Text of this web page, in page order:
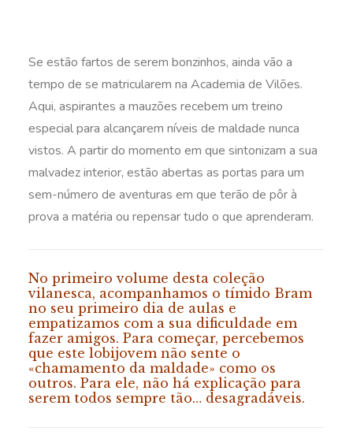
Se estão fartos de serem bonzinhos, ainda vão a
tempo de se matricularem na Academia de Vilões.
Aqui, aspirantes a mauzões recebem um treino
especial para alcançarem níveis de maldade nunca
vistos. A partir do momento em que sintonizam a sua
malvadez interior, estão abertas as portas para um
sem-número de aventuras em que terão de pôr à
prova a matéria ou repensar tudo o que aprenderam.
No primeiro volume desta coleção
vilanesca, acompanhamos o tímido Bram
no seu primeiro dia de aulas e
empatizamos com a sua dificuldade em
fazer amigos. Para começar, percebemos
que este lobijovem não sente o
«chamamento da maldade» como os
outros. Para ele, não há explicação para
serem todos sempre tão… desagradáveis.